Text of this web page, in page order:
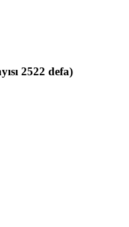
2522 defa)